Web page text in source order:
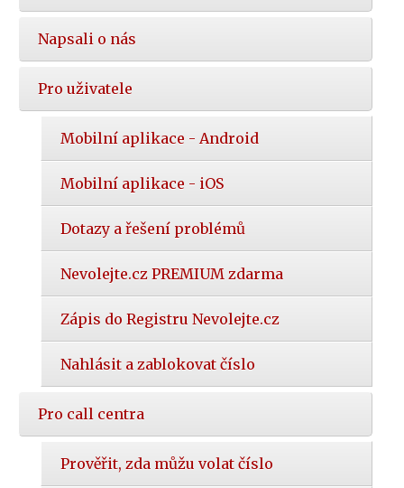
Napsali o nás
Pro uživatele
Mobilní aplikace - Android
Mobilní aplikace - iOS
Dotazy a řešení problémů
Nevolejte.cz PREMIUM zdarma
Zápis do Registru Nevolejte.cz
Nahlásit a zablokovat číslo
Pro call centra
Prověřit, zda můžu volat číslo